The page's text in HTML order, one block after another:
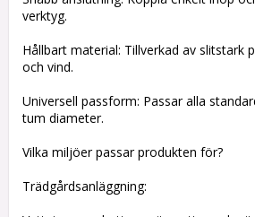
verktyg.
Hållbart material: Tillverkad av slitstark
och vind.
Universell passform: Passar alla
tum diameter.
Vilka miljöer passar produkten för?
Trädgårdsanläggning: